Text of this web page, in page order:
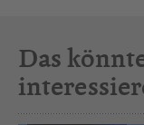
Das